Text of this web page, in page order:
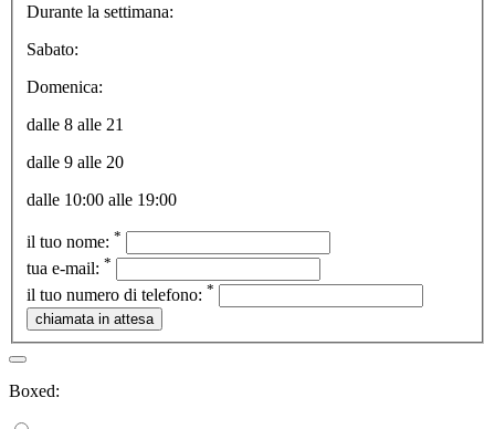
Durante la settimana:
Sabato:
Domenica:
dalle 8 alle 21
dalle 9 alle 20
dalle 10:00 alle 19:00
il tuo nome: *
tua e-mail: *
il tuo numero di telefono: *
Boxed: